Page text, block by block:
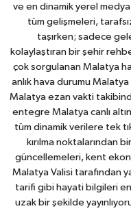
ve en dinamik yerel
tüm gelişmeleri,
taşırken; sadece
kolaylaştıran bir şehir
çok sorgulanan Malatya
anlık hava durumu
Malatya ezan vakti
entegre Malatya canlı
tüm dinamik verilere tek
kırılma noktalarından
güncellemeleri, kent
Malatya Valisi tarafından
tarifi gibi hayati bilgileri
uzak bir şekilde